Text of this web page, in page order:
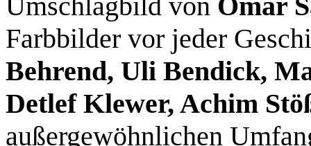
Farbbilder vor jeder
Behrend, Uli Bendick,
Detlef Klewer, Achim
außergewöhnlichen